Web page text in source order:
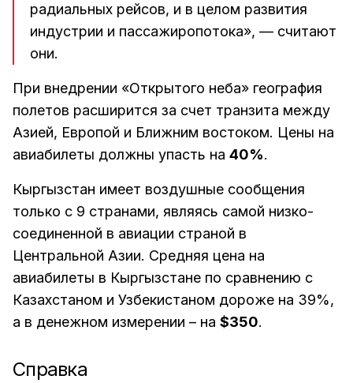
радиальных рейсов, и в целом развития
индустрии и пассажиропотока», — считают
они.
При внедрении «Открытого неба» география
полетов расширится за счет транзита между
Азией, Европой и Ближним востоком. Цены на
авиабилеты должны упасть на 40%.
Кыргызстан имеет воздушные сообщения
только с 9 странами, являясь самой низко-
соединенной в авиации страной в
Центральной Азии. Средняя цена на
авиабилеты в Кыргызстане по сравнению с
Казахстаном и Узбекистаном дороже на 39%,
а в денежном измерении – на $350.
Справка